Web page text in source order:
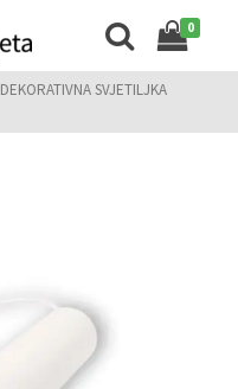
0
DEKORATIVNA SVJETILJKA